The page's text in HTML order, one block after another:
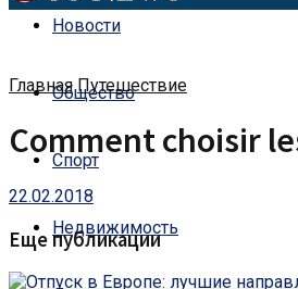
Новости
Общество
Спорт
Недвижимость
Главная Путешествие
Comment choisir
22.02.2018
Еще публикации